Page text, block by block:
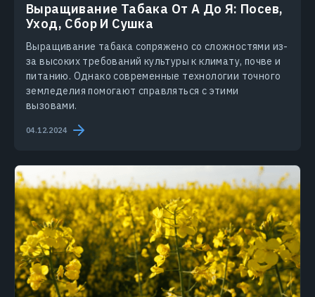
Выращивание Табака От А До Я: Посев,
Уход, Сбор И Сушка
Выращивание табака сопряжено со сложностями из-
за высоких требований культуры к климату, почве и
питанию. Однако современные технологии точного
земледелия помогают справляться с этими
вызовами.
04.12.2024